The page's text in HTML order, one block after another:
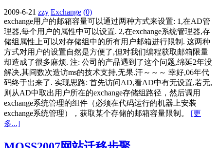
2009-6-21 zzy Exchange (0)
exchange用户的邮箱容量可以通过两种方式来设置: 1,在AD管
理器,每个用户的属性中可以设置. 2,在exchange系统管理器,存
储组属性上可以对存储组中的所有用户邮箱进行限制. 这两种
方式对用户的设置自然是方便了,但对我们编程获取邮箱限量
却造成了很多麻烦. 注: 公司的产品遇到了这个问题,绵延2年没
解决,其间数次造访ms的技术支持,无果.汗～～～ 幸好,06年代
码终于出来了. 实现思路: 首先访问AD,看AD中有无设置,若无,
则从AD中取出用户所在的exchange存储组路径，然后调用
exchange系统管理的组件（必须在代码运行的机器上安装
exchange系统管理），获取某个存储的邮箱容量限制。 [更
多...]